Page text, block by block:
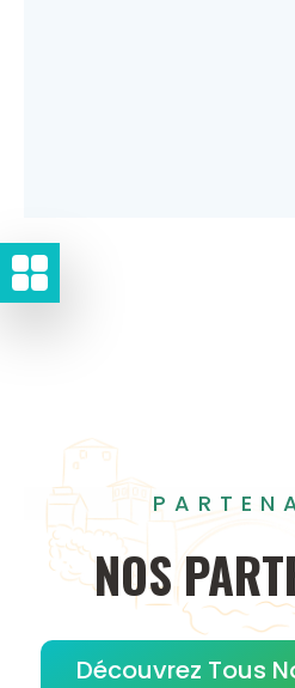
NOS
Découvrez Tous